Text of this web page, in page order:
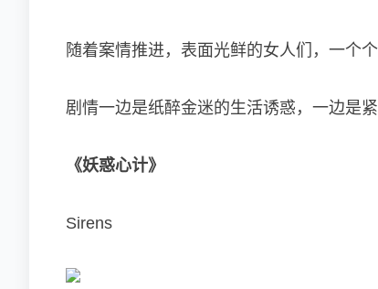
随着案情推进，表面光鲜的女人们，一个
剧情一边是纸醉金迷的生活诱惑，一边是
《妖惑心计》
Sirens